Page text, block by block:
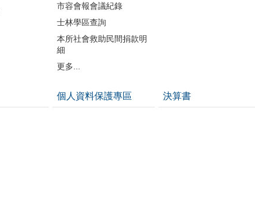
市容會報會議紀錄
士林學區查詢
本所社會救助民間捐款明
細
更多...
個人資料保護專區 決算書